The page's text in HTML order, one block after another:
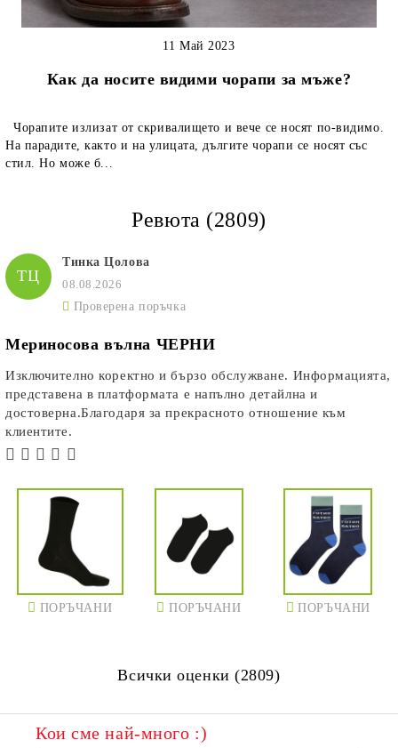
Как да носите видими чорапи за мъже?
11 Май 2023
Чорапите излизат от скривалището и вече се носят по-видимо.
На парадите, както и на улицата, дългите чорапи се носят със
стил. Но може б...
Ревюта (2809)
ТЦ
Тинка Цолова
08.08.2026
Проверена поръчка
Мериносова вълна ЧЕРНИ
Изключително коректно и бързо обслужване. Информацията,
представена в платформата е напълно детайлна и
достоверна.Благодаря за прекрасното отношение към
клиентите.
ПОРЪЧАНИ ПОРЪЧАНИ ПОРЪЧАНИ
Всички оценки (2809)
Кои сме най-много :)